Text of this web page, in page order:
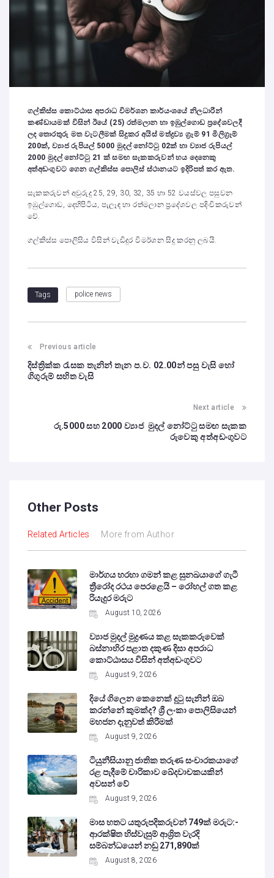
ගල්කිස්ස කොට්ඨාස අපරාධ විමර්ශන කාර්යංශයේ නිලධාරීන්
කණ්ඩායමක් විසින් ඊයේ (25) රත්මලාන හා ඉඹුල්ගොඩ ප්‍රදේශවලදී
ලද තොරතුරු මත වැටලීමක් සිදුකර අයිස් මත්ද්‍රව්‍ය ග්‍රෑම් 91 මිලිග්‍රෑම්
200ක්, ව්‍යාජ රුපියල් 5000 මුදල් නෝට්ටු 02ක් හා ව්‍යාජ රුපියල්
2000 මුදල් නෝට්ටු 21 ක් සමඟ සැකකරුවන් හය දෙනෙකු
අත්අඩංගුවට ගෙන ගල්කිස්ස පොලිස් ස්ථානයට ඉදිරිපත් කර ඇත.
සැකකරුවන් අවුරුදු 25, 29, 30, 32, 35 හා 52 වයස්වල පසුවන
ඉඹුල්ගොඩ, දෙහිපිටිය, පැලෑඳ හා රත්මලාන ප්‍රදේශවල පදිංචිකරුවන්
වේ.
ගල්කිස්ස පොලිසිය විසින් වැඩිදුර විමර්ශන සිදු කරනු ලබයි.
Tags police news
Previous article
දිස්ත්‍රික්ක රැසක තැනින් තැන ප.ව. 02.00න් පසු වැසි හෝ
ගිගුරුම් සහිත වැසි
Next article
රු.5000 සහ 2000 ව්‍යාජ මුදල් නෝට්ටු සමඟ සැකක
රුවෙකු අත්අඩංගුවට
Other Posts
Related Articles More from Author
මාර්ගය හරහා ගමන් කළ සුනඛයාගේ ගැටී
ත්‍රීරෝද රථය පෙරළෙයි – රෝහල් ගත කළ
රියැදුර මරුට
August 10, 2026
ව්‍යාජ මුදල් මුද්‍රණය කළ සැකකරුවෙක්
බස්නාහිර පළාත දකුණ දිසා අපරාධ
කොට්ඨාසය විසින් අත්අඩංගුවට
August 9, 2026
දියේ ගිලෙන කෙනෙක් දුටු සැනින් ඔබ
කරන්නේ කුමක්ද? ශ්‍රී ලංකා පොලිසියෙන්
මහජන දැනුවත් කිරීමක්
August 9, 2026
ටියුනීසියානු ජාතික තරුණ සංචාරකයාගේ
රළ පැදීමේ චාරිකාව ඛේදවාචකයකින්
අවසන් වේ‍
August 9, 2026
මාස හතට යතුරුපදිකරුවන් 749ක් මරුට:-
ආරක්ෂිත හිස්වැසුම් ආශ්‍රිත වැරදි
සම්බන්ධයෙන් නඩු 271,890ක්
August 8, 2026